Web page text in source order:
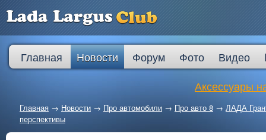
Главная Новости Форум Фото Видео
Аксессуары
Главная → Новости → Про автомобили → Про авто 8 → ЛАДА
перспективы